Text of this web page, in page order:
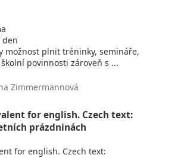
den
možnost plnit tréninky, semináře,
povinnosti zároveň s ...
Zimmermannová
for english. Czech text:
prázdninách
for english. Czech text: